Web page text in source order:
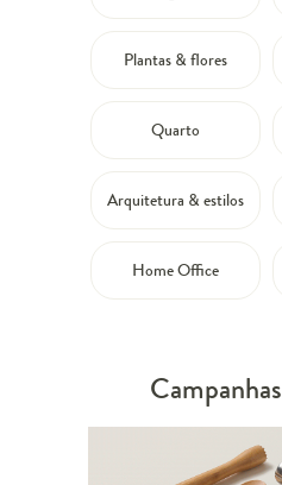
Plantas & flores
Quarto
Arquitetura & estilos
Home Office